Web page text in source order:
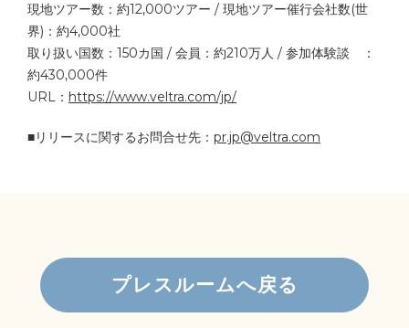
現地ツアー数：約12,000ツアー / 現地ツアー催行会社数(世
界)：約4,000社
取り扱い国数：150カ国 / 会員：約210万人 / 参加体験談 ：
約430,000件
URL： https://www.veltra.com/jp/
■リリースに関するお問合せ先： pr.jp@veltra.com
プレスルームへ戻る